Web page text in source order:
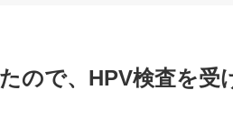
ので、HPV検査を受